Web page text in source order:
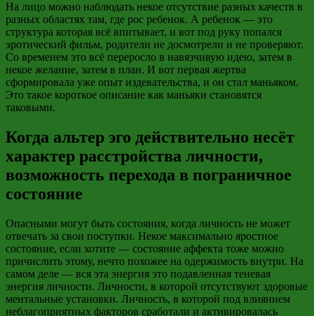
На лицо можно наблюдать некое отсутствие разных качеств в
разных областях там, где рос ребенок. А ребенок — это
структура которая всё впитывает, и вот под руку попался
эротический фильм, родители не досмотрели и не проверяют.
Со временем это всё переросло в навязчивую идею, затем в
некое желание, затем в план. И вот первая жертва
сформировала уже опыт издевательства, и он стал маньяком.
Это такое короткое описание как маньяки становятся
таковыми.
Когда альтер эго действительно несёт
характер расстройства личности,
возможность перехода в пограничное
состояние
Опасными могут быть состояния, когда личность не может
отвечать за свои поступки. Некое максимально яростное
состояние, если хотите — состояние аффекта тоже можно
причислить этому, нечто похожее на одержимость внутри. На
самом деле — вся эта энергия это подавленная теневая
энергия личности. Личности, в которой отсутствуют здоровые
ментальные установки. Личность, в которой под влиянием
неблагоприятных факторов сработали и активировалась